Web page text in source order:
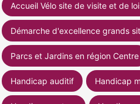
Accueil Vélo site de visite et de
Démarche d'excellence grands
Parcs et Jardins en région Centre
Handicap auditif Handicap